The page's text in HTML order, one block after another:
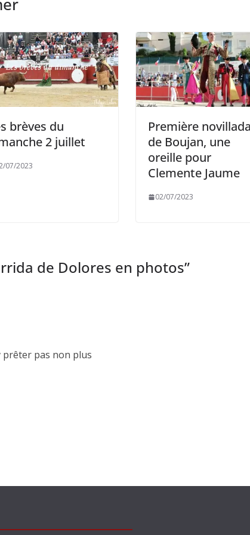
brèves du
2 juillet
07/2023
Première novillada
de Boujan, une
oreille pour
Clemente Jaume
02/07/2023
de Dolores en photos”
prêter pas non plus